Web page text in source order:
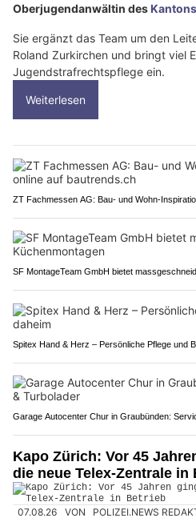
Oberjugendanwältin des
Sie ergänzt das Team um den
Roland Zurkirchen und bringt viel
Jugendstrafrechtspflege ein.
Weiterlesen
ZT Fachmessen AG: Bau- und Wohn-
SF MontageTeam GmbH bietet
Spitex Hand & Herz – Persönliche Pflege und
Garage Autocenter Chur in Graubünden:
Kapo Zürich: Vor 45
die neue Telex-Zentrale in
07.08.26 VON POLIZEI.NEWS